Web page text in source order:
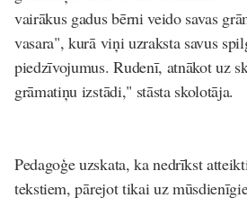
vairākus gadus bērni veido savas
vasara", kurā viņi uzraksta savus
piedzīvojumus. Rudenī, atnākot uz
grāmatiņu izstādi," stāsta skolotāja.
Pedagoģe uzskata, kanedrīkst
tekstiem, pārejot tikai uz